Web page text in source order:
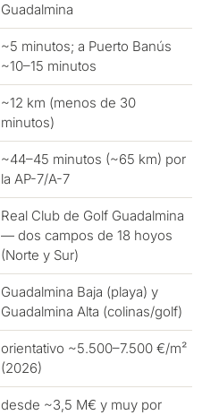
Guadalmina
~5 minutos; a Puerto Banús
~10–15 minutos
~12 km (menos de 30
minutos)
~44–45 minutos (~65 km) por
la AP-7/A-7
Real Club de Golf Guadalmina
— dos campos de 18 hoyos
(Norte y Sur)
Guadalmina Baja (playa) y
Guadalmina Alta (colinas/golf)
orientativo ~5.500–7.500 €/m²
(2026)
desde ~3,5 M€ y muy por